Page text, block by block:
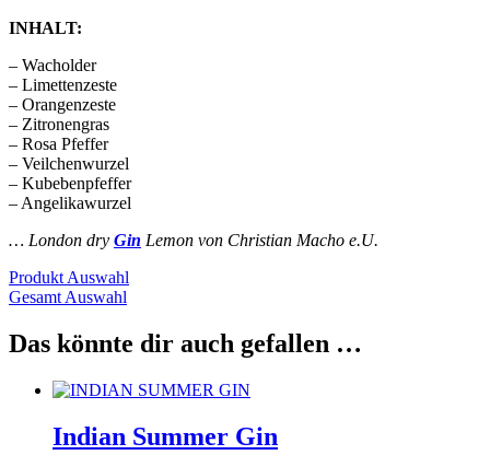
INHALT:
– Wacholder
– Limettenzeste
– Orangenzeste
– Zitronengras
– Rosa Pfeffer
– Veilchenwurzel
– Kubebenpfeffer
– Angelikawurzel
… London dry Gin Lemon von Christian Macho e.U.
Produkt Auswahl
Gesamt Auswahl
Das könnte dir auch gefallen …
Indian Summer Gin